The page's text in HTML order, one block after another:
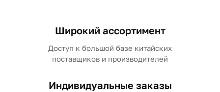
Широкий ассортимент
Доступ к большой базе китайских
поставщиков и производителей
Индивидуальные заказы